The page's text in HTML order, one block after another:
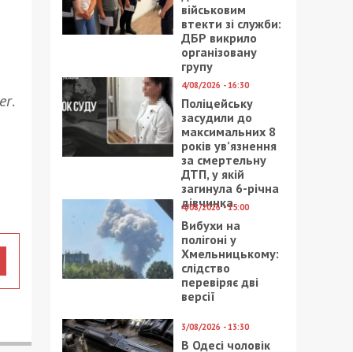
.
військовим
втекти зі служби:
ДБР викрило
організовану
групу
4/08/2026 - 16:30
Поліцейську
засудили до
максимальних 8
років ув’язнення
за смертельну
ДТП, у якій
загинула 6-річна
дівчинка
4/08/2026 - 15:00
Вибухи на
полігоні у
Хмельницькому:
слідство
перевіряє дві
версії
3/08/2026 - 13:30
В Одесі чоловік